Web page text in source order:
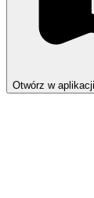
Otwórz w